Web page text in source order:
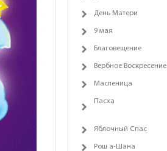
День Матери
9 мая
Благовещение
Вербное Воскресение
Масленица
Пасха
Яблочный Спас
Рош а-Шана